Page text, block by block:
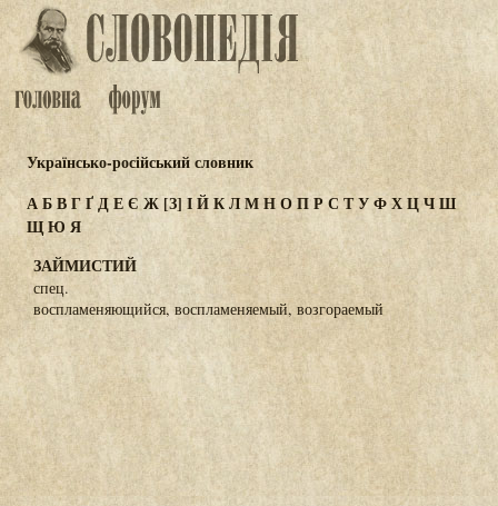
Українсько-російський словник
АБВГҐДЕЄ Ж[З] ІЙКЛМНОПР С ТУФХЦЧШ
ЩЮ Я
ЗАЙМИСТИЙ
спец.
воспламеняющийся, воспламеняемый, возгораемый